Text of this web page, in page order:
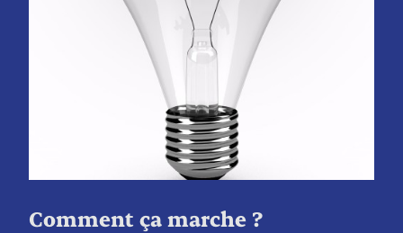
Comment ça marche ?